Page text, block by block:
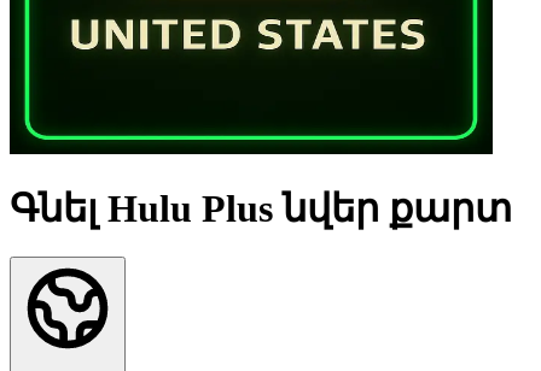
Գնել Hulu Plus նվեր քարտ